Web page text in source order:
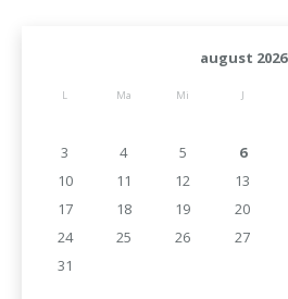
august 2026
L Ma Mi J
3
4 5 6
10
11 12 13
17
18 19 20
24
25 26 27
31